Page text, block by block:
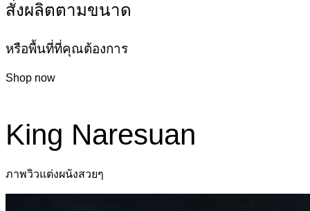
สั่งผลิตตามขนาด
หรือพื้นที่ที่คุณต้องการ
Shop now
King Naresuan
ภาพวิวแต่งผนังสวยๆ